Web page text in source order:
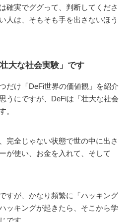
確実でググって、判断してくださ
人は、そもそも手を出さないほう
大な社会実験」です
だけ「DeFi世界の価値観」を紹介
うにですが、DeFiは「壮大な社会
。
完全じゃない状態で世の中に出さ
が使い、お金を入れて、そして
すが、かなり頻繁に「ハッキング
ッキングが起きたら、そこから学